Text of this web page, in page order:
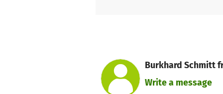
Burkhard Schmitt
Write a message